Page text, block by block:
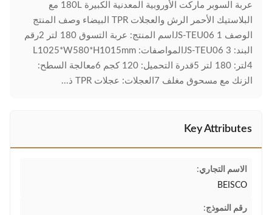
عربة السوبر ماركت الأوروبية المعدنية الكبيرة 180L مع
البلاستيك الأحمر الرش والعجلات TPR البيضاء وصف المنتج
الوصف JS-TEU06 1اسم المنتج: عربة التسوق 180 لتر 2رقم
البند: JS-TEU06 3المواصفات: L1025*W580*H1015mm
4لتر: 180 لتر 5قدرة التحميل: 120 كجم 6معالجة السطح:
الزنك مع مسحوق مغلف 7العجلات: عجلات TPR ذ...
Key Attributes
الاسم التجاري:
BEISCO
رقم النموذج: